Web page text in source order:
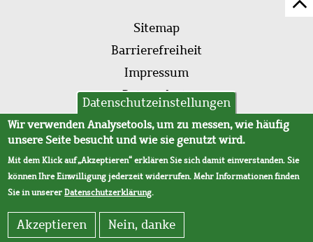
Fußleistenmenü
Sitemap
Barrierefreiheit
Impressum
Datenschutz
AVB
Datenschutzeinstellungen
Wir verwenden Analysetools, um zu messen, wie häufig
unsere Seite besucht und wie sie genutzt wird.
Mit dem Klick auf „Akzeptieren“ erklären Sie sich damit einverstanden. Sie
können Ihre Einwilligung jederzeit widerrufen. Mehr Informationen finden
Sie in unsererDatenschutzerklärung.
Akzeptieren Nein, danke